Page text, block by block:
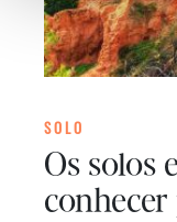
SOLO
Os solos